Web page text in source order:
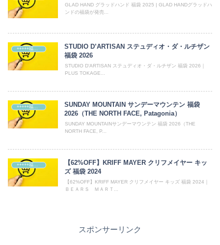
GLAD HAND グラッドハンド 福袋 2025 | GLAD HANDグラッドハ
ンドの福袋が発売...
+++++福袋++++++
STUDIO D’ARTISAN ステュディオ・ダ・ルチザン
福袋 2026
STUDIO D'ARTISAN ステュディオ・ダ・ルチザン 福袋 2026｜
PLUS TOKAGE...
SUNDAY MOUNTAIN サンデーマウンテン 福袋
2026（THE NORTH FACE, Patagonia）
SUNDAY MOUNTAINサンデーマウンテン 福袋 2026（THE
NORTH FACE, P...
【62%OFF】KRIFF MAYER クリフメイヤー キッ
ズ 福袋 2024
【62%OFF】KRIFF MAYER クリフメイヤー キッズ 福袋 2024｜
ＢＥＡＲＳ ＭＡＲＴ...
スポンサーリンク